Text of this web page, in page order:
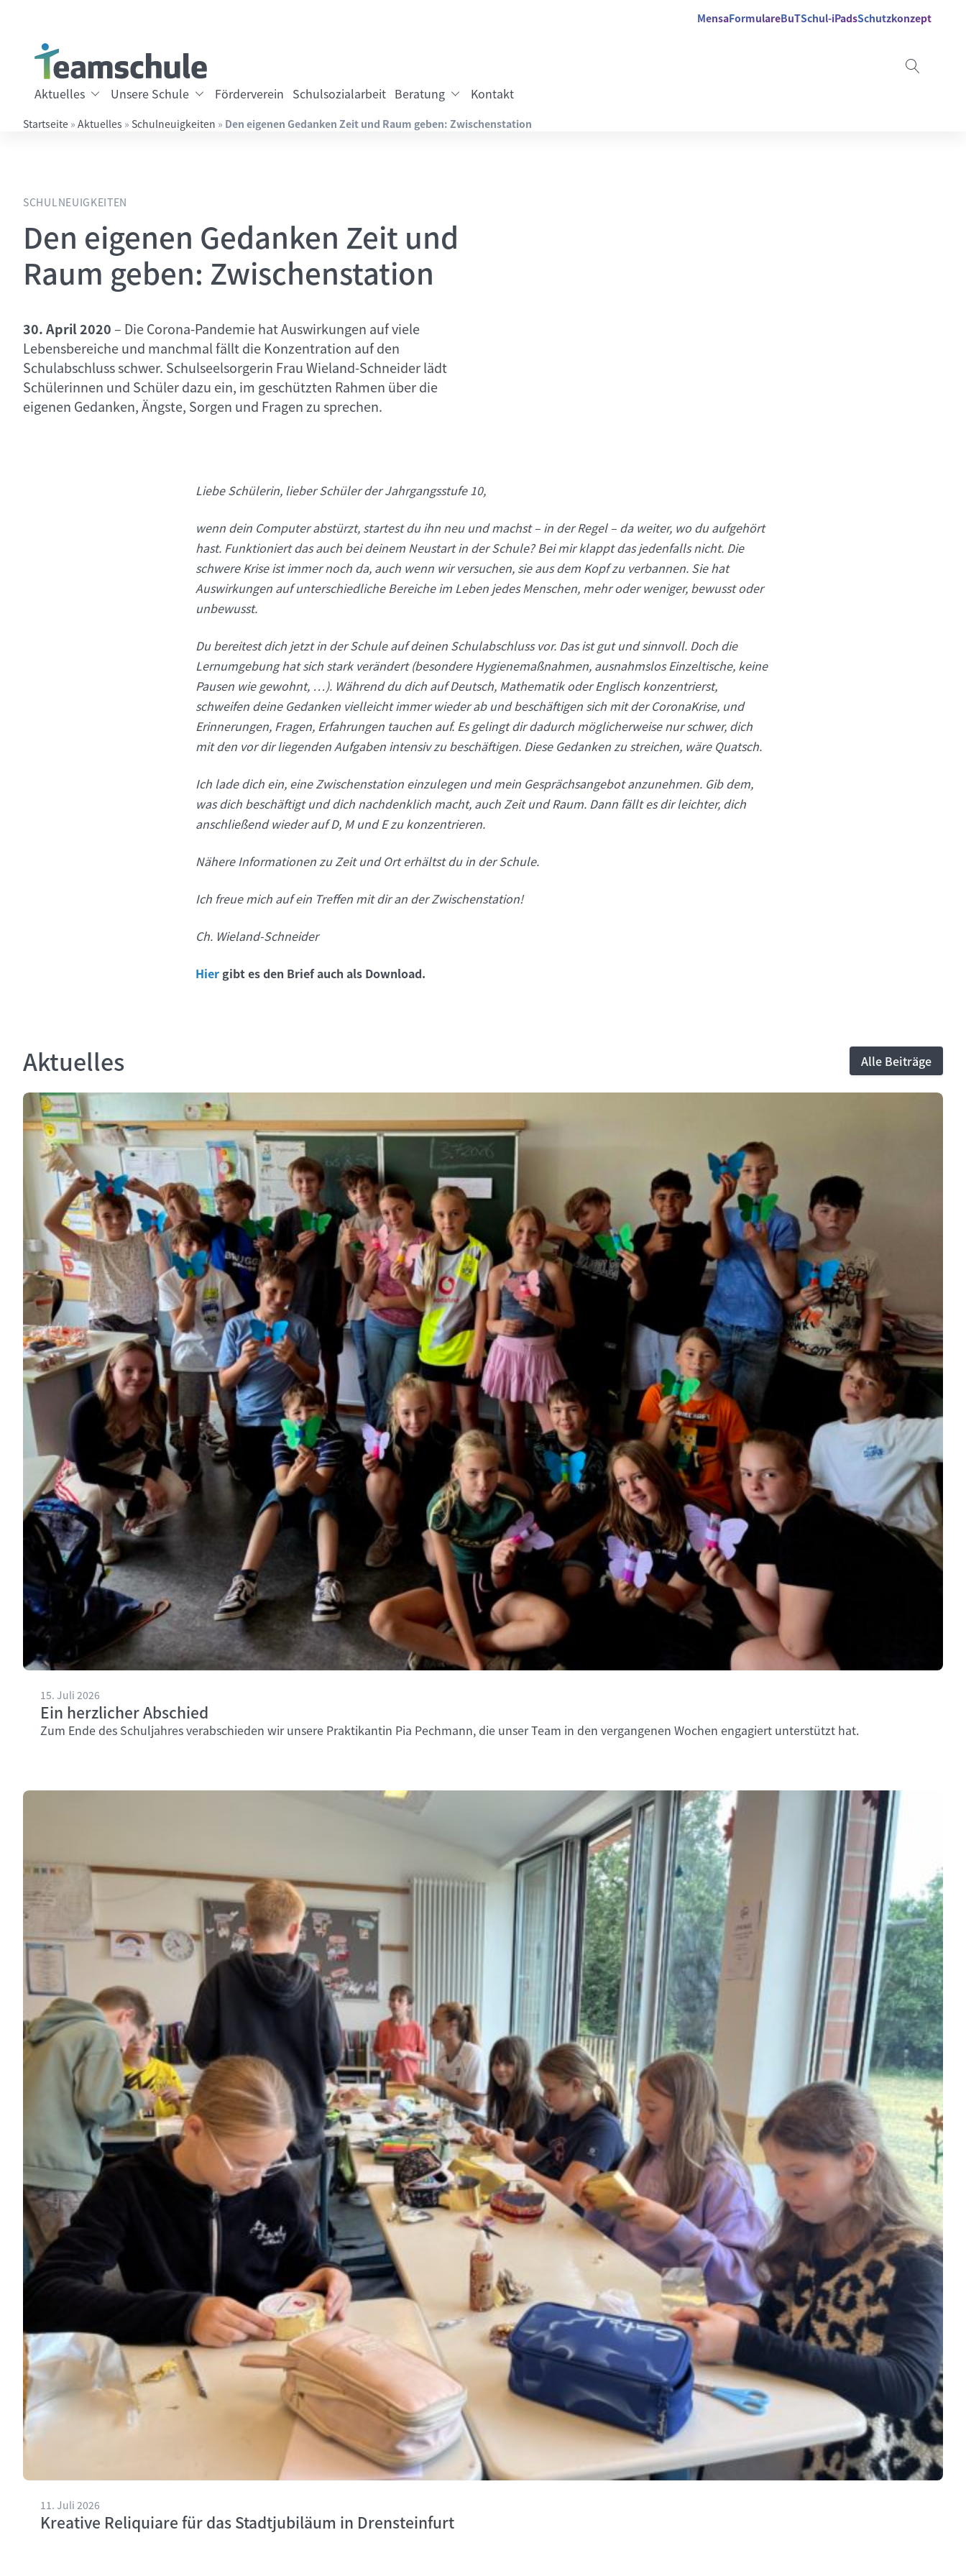
MensaFormulareBuTSchul-iPadsSchutzkonzept
Aktuelles Unsere Schule Förderverein Schulsozialarbeit Beratung Kontakt
Startseite » Aktuelles » Schulneuigkeiten » Den eigenen Gedanken Zeit und Raum geben: Zwischenstation
Den eigenen Gedanken Zeit und
Raum geben: Zwischenstation
SCHULNEUIGKEITEN
30. April 2020– Die Corona-Pandemie hat Auswirkungen auf viele
Lebensbereiche und manchmal fällt die Konzentration auf den
Schulabschluss schwer. Schulseelsorgerin Frau Wieland-Schneider lädt
Schülerinnen und Schüler dazu ein, im geschützten Rahmen über die
eigenen Gedanken, Ängste, Sorgen und Fragen zu sprechen.
Liebe Schülerin, lieber Schüler der Jahrgangsstufe 10,
wenn dein Computer abstürzt, startest du ihn neu und machst – in der Regel – da weiter, wo du aufgehört
hast. Funktioniert das auch bei deinem Neustart in der Schule? Bei mir klappt das jedenfalls nicht. Die
schwere Krise ist immer noch da, auch wenn wir versuchen, sie aus dem Kopf zu verbannen. Sie hat
Auswirkungen auf unterschiedliche Bereiche im Leben jedes Menschen, mehr oder weniger, bewusst oder
unbewusst.
Du bereitest dich jetzt in der Schule auf deinen Schulabschluss vor. Das ist gut und sinnvoll. Doch die
Lernumgebung hat sich stark verändert (besondere Hygienemaßnahmen, ausnahmslos Einzeltische, keine
Pausen wie gewohnt, …). Während du dich auf Deutsch, Mathematik oder Englisch konzentrierst,
schweifen deine Gedanken vielleicht immer wieder ab und beschäftigen sich mit der CoronaKrise, und
Erinnerungen, Fragen, Erfahrungen tauchen auf. Es gelingt dir dadurch möglicherweise nur schwer, dich
mit den vor dir liegenden Aufgaben intensiv zu beschäftigen. Diese Gedanken zu streichen, wäre Quatsch.
Ich lade dich ein, eine Zwischenstation einzulegen und mein Gesprächsangebot anzunehmen. Gib dem,
was dich beschäftigt und dich nachdenklich macht, auch Zeit und Raum. Dann fällt es dir leichter, dich
anschließend wieder auf D, M und E zu konzentrieren.
Nähere Informationen zu Zeit und Ort erhältst du in der Schule.
Ich freue mich auf ein Treffen mit dir an der Zwischenstation!
Ch. Wieland-Schneider
Hier gibt es den Brief auch als Download.
Aktuelles Alle Beiträge
15. Juli 2026
Ein herzlicher Abschied
Zum Ende des Schuljahres verabschieden wir unsere Praktikantin Pia Pechmann, die unser Team in den vergangenen Wochen engagiert unterstützt hat.
11. Juli 2026
Kreative Reliquiare für das Stadtjubiläum in Drensteinfurt